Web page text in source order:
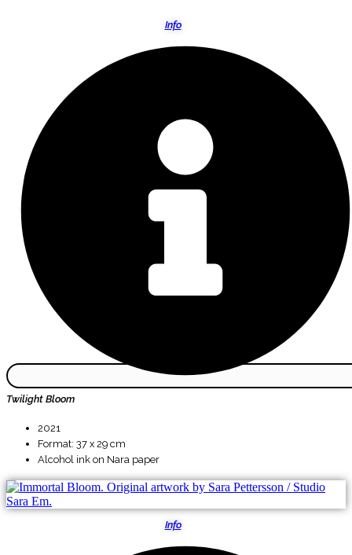
Info
Twilight Bloom
2021
Format: 37 x 29 cm
Alcohol ink on Nara paper
Info